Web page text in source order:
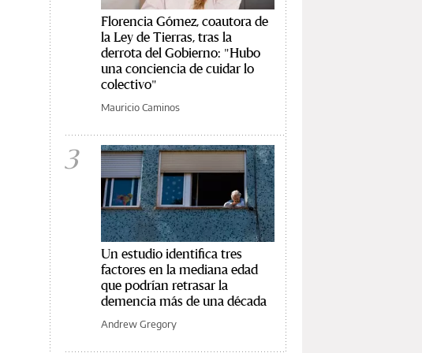
Florencia Gómez, coautora de
la Ley de Tierras, tras la
derrota del Gobierno: "Hubo
una conciencia de cuidar lo
colectivo"
Mauricio Caminos
3
Un estudio identifica tres
factores en la mediana edad
que podrían retrasar la
demencia más de una década
Andrew Gregory